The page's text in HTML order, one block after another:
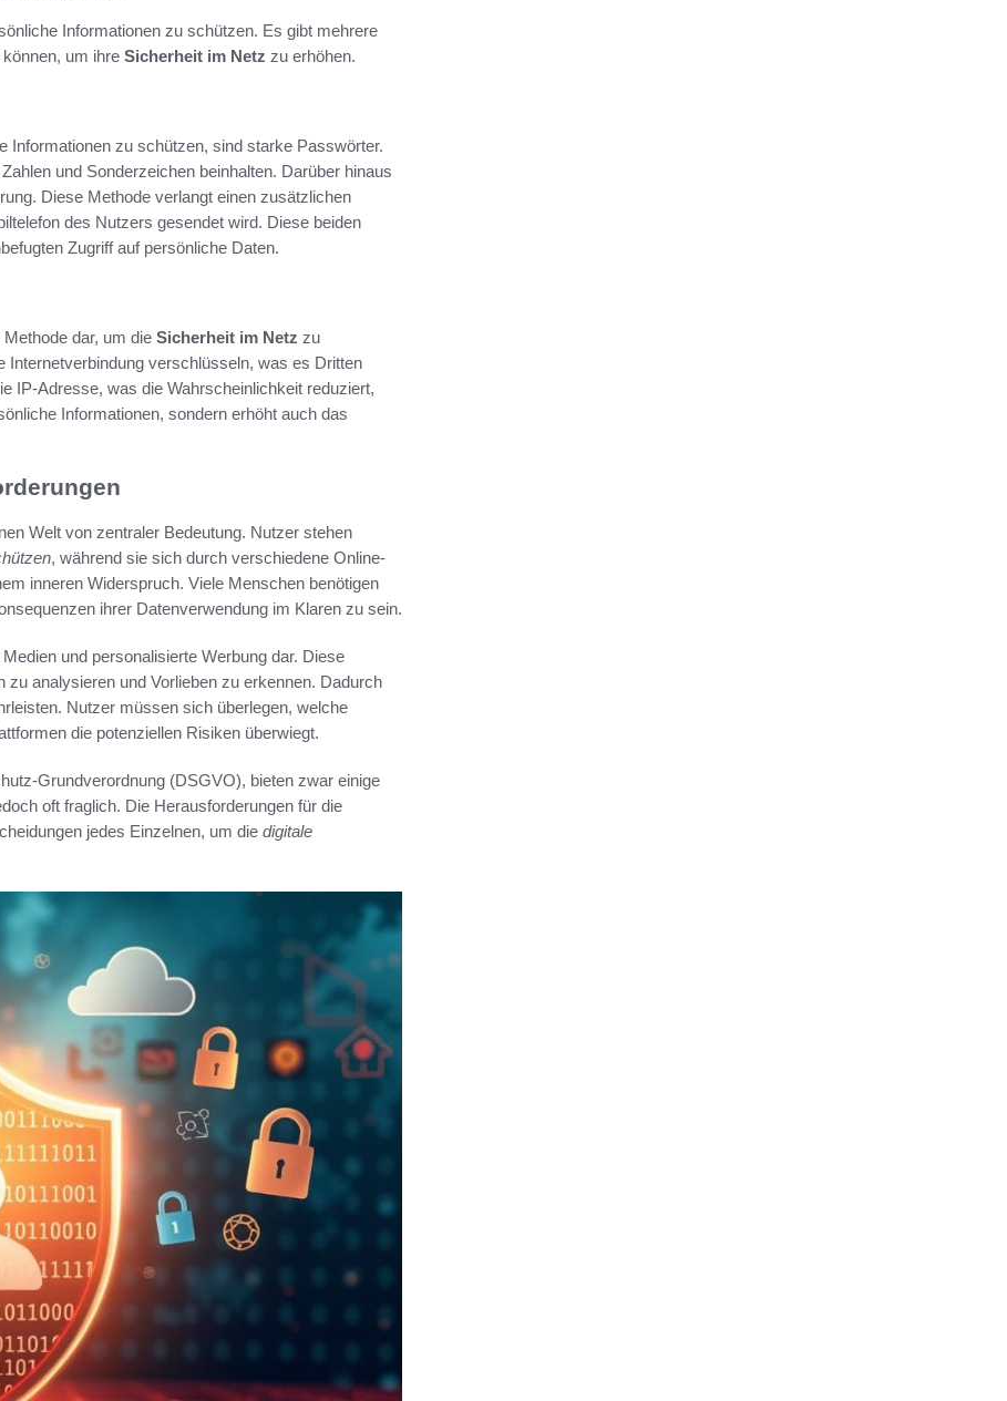
Informationen zu schützen. Es gibt mehrere
um ihre Sicherheit im Netz zu erhöhen.
Informationen zu schützen, sind starke Passwörter.
und Sonderzeichen beinhalten. Darüber hinaus
Diese Methode verlangt einen zusätzlichen
des Nutzers gesendet wird. Diese beiden
Zugriff auf persönliche Daten.
dar, um die Sicherheit im Netz zu
verschlüsseln, was es Dritten
IP-Adresse, was die Wahrscheinlichkeit reduziert,
Informationen, sondern erhöht auch das
Welt von zentraler Bedeutung. Nutzer stehen
, während sie sich durch verschiedene Online-
inneren Widerspruch. Viele Menschen benötigen
ihrer Datenverwendung im Klaren zu sein.
und personalisierte Werbung dar. Diese
analysieren und Vorlieben zu erkennen. Dadurch
Nutzer müssen sich überlegen, welche
die potenziellen Risiken überwiegt.
Grundverordnung (DSGVO), bieten zwar einige
oft fraglich. Die Herausforderungen für die
jedes Einzelnen, um die digitale